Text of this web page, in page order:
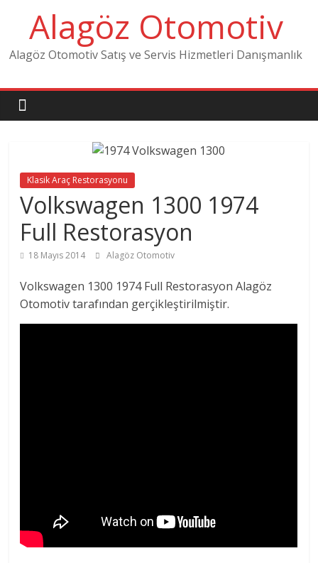
contentAlagöz Otomotiv
Alagöz Otomotiv Satış ve Servis Hizmetleri Danışmanlık
Klasik Araç Restorasyonu
Volkswagen 1300 1974
Full Restorasyon
18 Mayıs 2014 Alagöz Otomotiv
Volkswagen 1300 1974 Full Restorasyon Alagöz
Otomotiv tarafından gerçikleştirilmiştir.